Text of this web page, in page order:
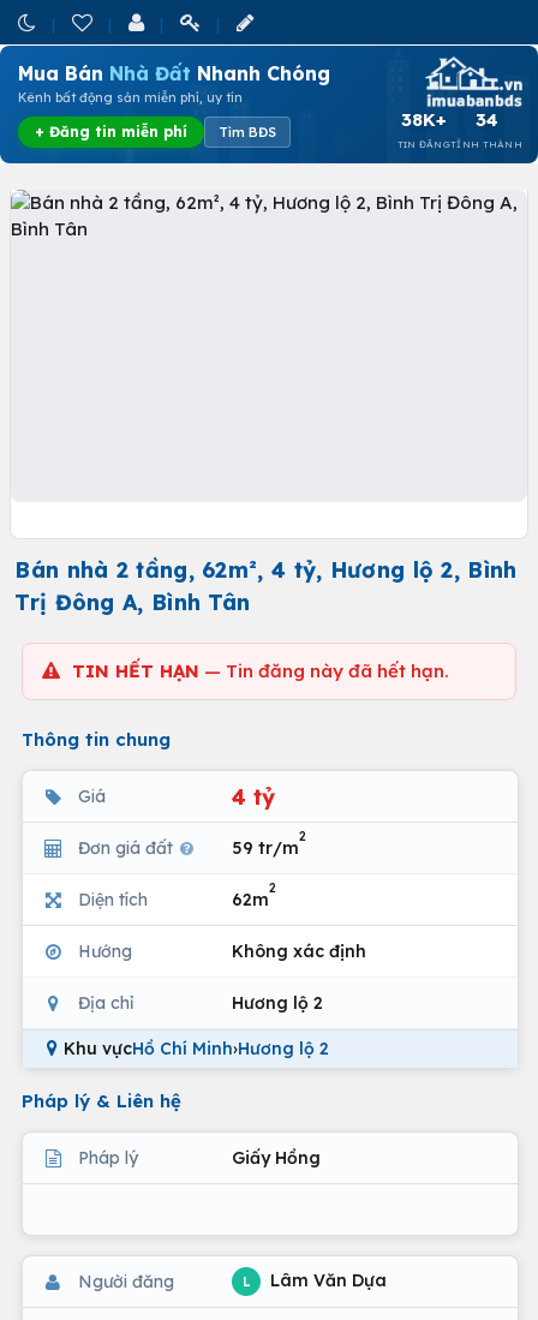
Mua Bán Nhà Đất Nhanh Chóng
Kênh bất động sản miễn phí, uy tín
+ Đăng tin miễn phí Tìm BĐS
38K+
TIN ĐĂNG
34
TỈNH THÀNH
Bán nhà 2 tầng, 62m², 4 tỷ, Hương lộ 2, Bình
Trị Đông A, Bình Tân
TIN HẾT HẠN — Tin đăng này đã hết hạn.
Thông tin chung
Giá 4 tỷ
Đơn giá đất 59 tr/m
2
Diện tích 62m
2
Hướng Không xác định
Địa chỉ Hương lộ 2
Khu vựcHồ Chí Minh›Hương lộ 2
Pháp lý & Liên hệ
Pháp lý Giấy Hồng
Người đăng L Lâm Văn Dựa